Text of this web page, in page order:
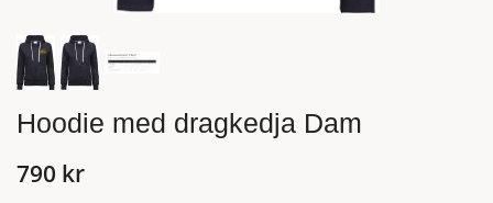
Hoodie med dragkedja Dam
790 kr